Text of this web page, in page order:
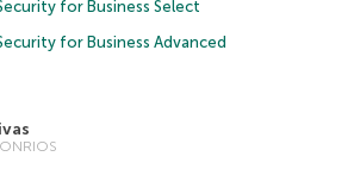
for Business Select
for Business Advanced